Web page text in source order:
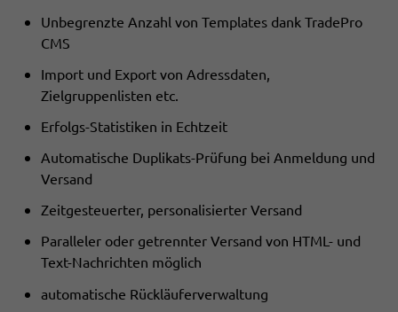
Unbegrenzte Anzahl von Templates dank TradePro
CMS
Import und Export von Adressdaten,
Zielgruppenlisten etc.
Erfolgs-Statistiken in Echtzeit
Automatische Duplikats-Prüfung bei Anmeldung und
Versand
Zeitgesteuerter, personalisierter Versand
Paralleler oder getrennter Versand von HTML- und
Text-Nachrichten möglich
automatische Rückläuferverwaltung